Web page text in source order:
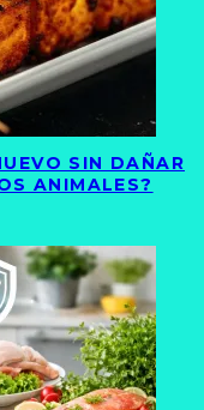
SIN DAÑAR
ANIMALES?